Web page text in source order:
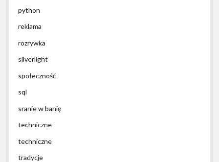
python
reklama
rozrywka
silverlight
społeczność
sql
sranie w banię
techniczne
techniczne
tradycje